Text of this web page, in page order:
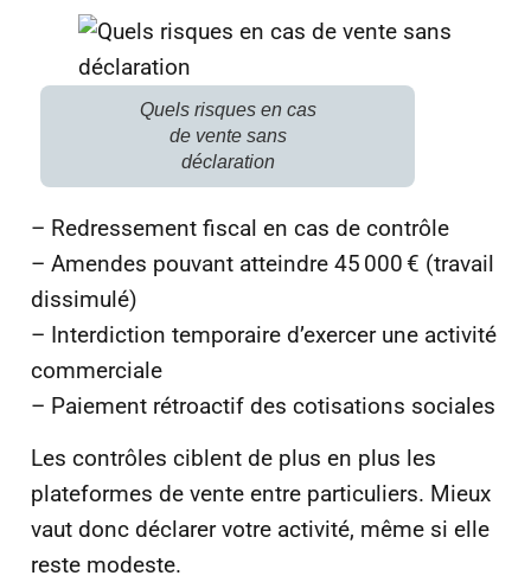
Quels risques en cas
de vente sans
déclaration
– Redressement fiscal en cas de contrôle
– Amendes pouvant atteindre 45 000 € (travail
dissimulé)
– Interdiction temporaire d’exercer une activité
commerciale
– Paiement rétroactif des cotisations sociales
Les contrôles ciblent de plus en plus les
plateformes de vente entre particuliers. Mieux
vaut donc déclarer votre activité, même si elle
reste modeste.